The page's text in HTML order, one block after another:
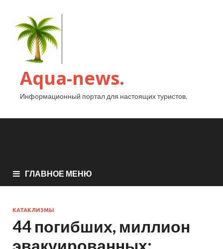
Aqua-news.
Информационный портал для настоящих туристов.
ГЛАВНОЕ МЕНЮ
КАТАКЛИЗМЫ
44 погибших, миллион